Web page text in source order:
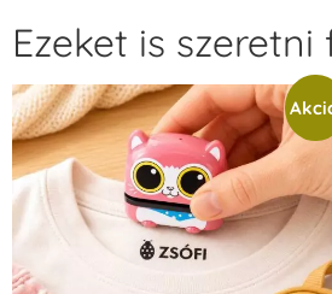
Ezeket is szeretni